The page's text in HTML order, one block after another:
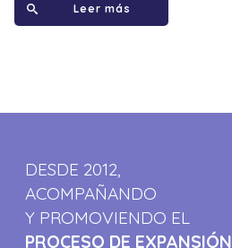
Leer más
DESDE 2012,
ACOMPAÑANDO
Y PROMOVIENDO EL
PROCESO DE EXPANSIÓN